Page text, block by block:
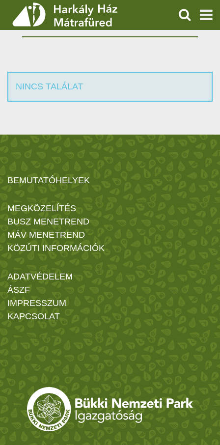
HÍREK
KERESÉS
KERESÉS
NINCS TALÁLAT
BEMUTATÓHELYEK
MEGKÖZELÍTÉS
BUSZ MENETREND
MÁV MENETREND
KÖZÚTI INFORMÁCIÓK
ADATVÉDELEM
ÁSZF
IMPRESSZUM
KAPCSOLAT